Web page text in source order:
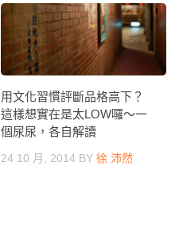
用文化習慣評斷品格高下？
這樣想實在是太LOW囉～一
個尿尿，各自解讀
24 10 月, 2014 BY 徐 沛然